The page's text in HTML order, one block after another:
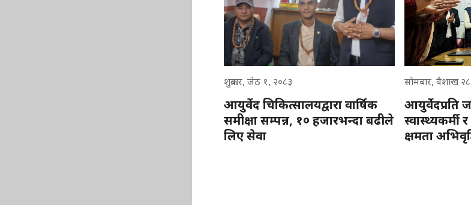
शुक्रबार, जेठ १, २०८३
आयुर्वेद चिकित्सालयद्वारा वार्षिक
समीक्षा सम्पन्न, १० हजारभन्दा बढीले
लिए सेवा
सोमबार, वैशाख
आयुर्वेदप्रति
स्वास्थ्यकर्मी
क्षमता